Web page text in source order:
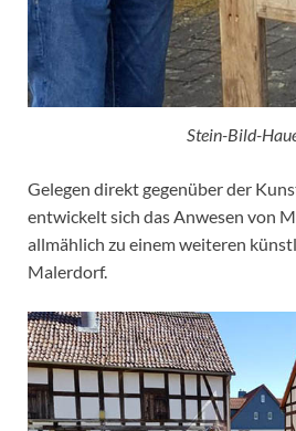
Stein-Bild-
Gelegen direkt gegenüber der
entwickelt sich das Anwesen von
allmählich zu einem weiteren
Malerdorf.